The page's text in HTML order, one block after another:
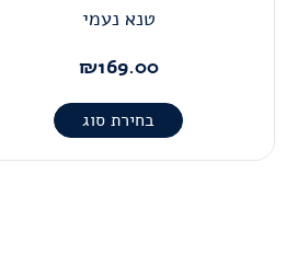
טנא נעמי
₪169.00
בחירת סוג